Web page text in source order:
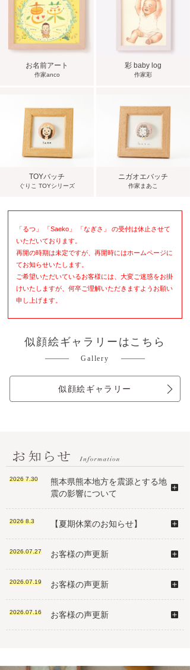
お名前アート
作家anco
彩 baby log
作家彩
TOYバッチ
ぐりこ TOYシリーズ
ニガオエバッチ
作家まあこ
「るつ」 「Saeko」 「なぎさ」 の受付は休止させて
いただいております。
再開の時期は未定ですが、再開時にはホームページに
てお知らせいたします。
ご希望いただいているお客様には、大変ご迷惑をお掛
けいたしますが、何卒ご理解いただきますようお願い
申し上げます。
似顔絵ギャラリーはこちら
Gallery
似顔絵ギャラリー
2026 7.30
熊本県熊本地方を震源とする地
震の影響について
2026 8.3 【夏期休業のお知らせ】
2026.07.27 お客様の声更新
2026.07.19 お客様の声更新
2026.07.16 お客様の声更新